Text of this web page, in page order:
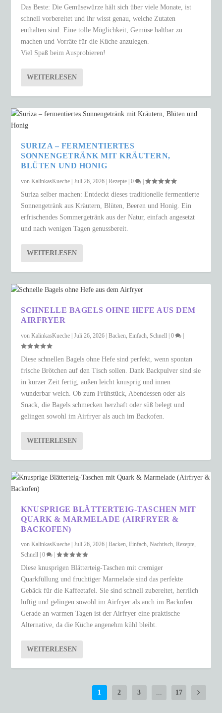
Das Beste: Die Gemüsewürze hält sich über viele Monate, ist
schnell vorbereitet und ihr wisst genau, welche Zutaten
enthalten sind. Eine tolle Möglichkeit, Gemüse haltbar zu
machen und Vorräte für die Küche anzulegen.
Viel Spaß beim Ausprobieren!
WEITERLESEN
SURIZA – FERMENTIERTES
SONNENGETRÄNK MIT KRÄUTERN,
BLÜTEN UND HONIG
vonKalinkasKueche |Juli 26, 2026 |Rezepte |0 |
Suriza selber machen: Entdeckt dieses traditionelle fermentierte
Sonnengetränk aus Kräutern, Blüten, Beeren und Honig. Ein
erfrischendes Sommergetränk aus der Natur, einfach angesetzt
und nach wenigen Tagen genussbereit.
WEITERLESEN
SCHNELLE BAGELS OHNE HEFE AUS DEM
AIRFRYER
vonKalinkasKueche |Juli 26, 2026 |Backen ,Einfach ,Schnell |0 |
Diese schnellen Bagels ohne Hefe sind perfekt, wenn spontan
frische Brötchen auf den Tisch sollen. Dank Backpulver sind sie
in kurzer Zeit fertig, außen leicht knusprig und innen
wunderbar weich. Ob zum Frühstück, Abendessen oder als
Snack, die Bagels schmecken herzhaft oder süß belegt und
gelingen sowohl im Airfryer als auch im Backofen.
WEITERLESEN
KNUSPRIGE BLÄTTERTEIG-TASCHEN MIT
QUARK & MARMELADE (AIRFRYER &
BACKOFEN)
vonKalinkasKueche |Juli 26, 2026 |Backen ,Einfach ,Nachtisch ,Rezepte
Schnell |0 |
Diese knusprigen Blätterteig-Taschen mit cremiger
Quarkfüllung und fruchtiger Marmelade sind das perfekte
Gebäck für die Kaffeetafel. Sie sind schnell zubereitet, herrlich
luftig und gelingen sowohl im Airfryer als auch im Backofen.
Gerade an warmen Tagen ist der Airfryer eine praktische
Alternative, da die Küche angenehm kühl bleibt.
WEITERLESEN
1 2 3 17